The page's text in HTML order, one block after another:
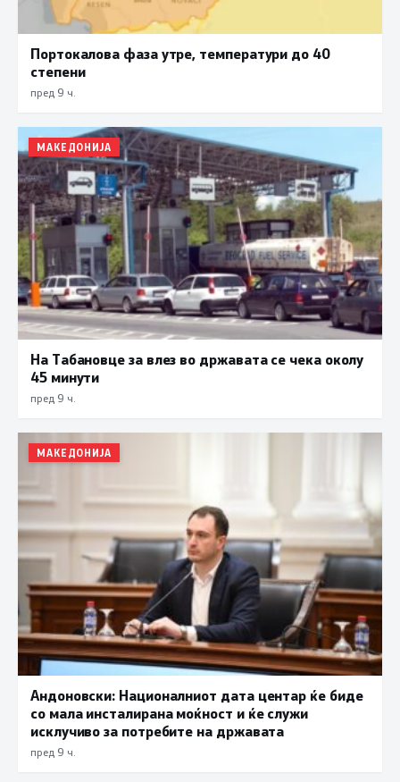
Портокалова фаза утре, температури до 40
степени
пред 9 ч.
МАКЕДОНИЈА
На Табановце за влез во државата се чека околу
45 минути
пред 9 ч.
МАКЕДОНИЈА
Андоновски: Националниот дата центар ќе биде
со мала инсталирана моќност и ќе служи
исклучиво за потребите на државата
пред 9 ч.